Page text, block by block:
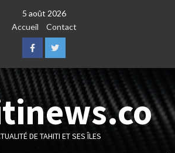
5 août 2026
Accueil
Contact
FacebookTwitter
DE TAHITI ET SES ÎLES